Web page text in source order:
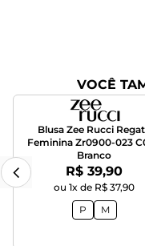
VOCÊ
Blusa Zee Rucci
Feminina Zr0900-023
Branco
Por:
R$ 39,90
ou 1x de R$ 37,90
P
M